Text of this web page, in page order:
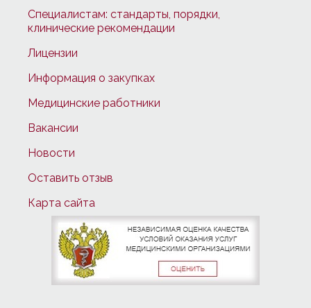
Специалистам: стандарты, порядки,
клинические рекомендации
Лицензии
Информация о закупках
Медицинские работники
Вакансии
Новости
Оставить отзыв
Карта сайта